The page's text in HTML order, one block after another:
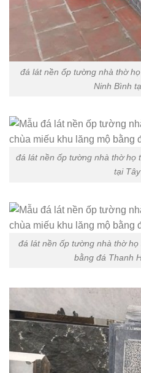
đá lát nền ốp tường nhà thờ
Ninh Bình
đá lát nền ốp tường nhà thờ họ
tại
đá lát nền ốp tường nhà thờ
bằng đá Thanh